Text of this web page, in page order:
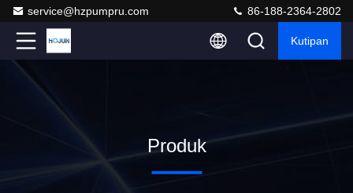
service@hzpumpru.com 86-188-2364-2802
Kutipan
Produk